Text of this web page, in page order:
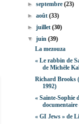
►septembre(23)
►août(33)
►juillet(30)
▼juin(39)
La mezouza
« Le rabbin de
de Michèle
Richard Brooks
1992)
« Sainte-Sophie
documentaire
« GI Jews » de